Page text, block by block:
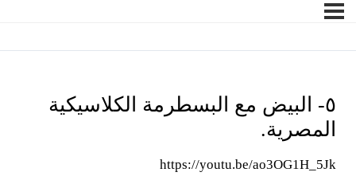
٥- البيض مع البسطرمة الكلاسيكية
المصرية.
https://youtu.be/ao3OG1H_5Jk